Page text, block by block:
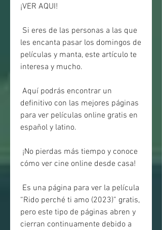
¡VER AQUI!
les encanta pasar los domingos de
películas y manta, este artículo te
interesa y mucho.
definitivo con las mejores páginas
para ver películas online gratis en
español y latino.
cómo ver cine online desde casa!
“Rido perché ti amo (2023)” gratis,
pero este tipo de páginas abren y
cierran continuamente debido a